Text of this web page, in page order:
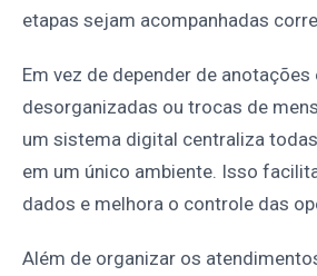
etapas sejam acompanhadas
Em vez de depender de anotações
desorganizadas ou trocas de
um sistema digital centraliza
em um único ambiente. Isso
dados e melhora o controle das
Além de organizar os